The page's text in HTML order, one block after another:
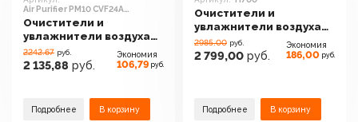
Air Purifier PM10 CVF24A
(евровилка)
Очистители и
увлажнители воздуха
Dreame Air Purifier PM10
CVF24A (евровилка)
2242.67 руб.
2 135,88 руб.
Экономия
106,79 руб.
Подробнее В корзину
Очистители и
увлажнители воздуха
Boneco Air-O-Swiss
H700
2985.00 руб.
2 799,00 руб.
Экономия
186,00 руб.
Подробнее В корзину